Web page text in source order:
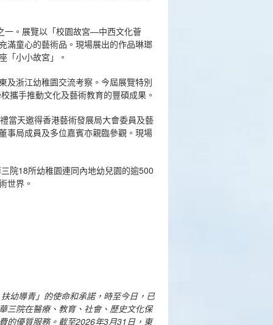
一。展覽以「校園故宮—中西文化薈
滿童心的藝術品。現場展出的作品琳瑯
「小小故宮」。
及浙江幼稚園交流考察。今屆展覽特別
攜手推動文化及藝術教育的豐碩成果。
當天邀得香港藝術發展局大會委員及藝
事局成員及多位嘉賓亦親臨參觀。現場
院18所幼稚園連同內地幼兒園的逾500
世界。
幼導青」的使命和承諾，時至今日，已
三院在醫療、教育、社會、歷史文化保
的優質服務。截至2026年3月31日，東